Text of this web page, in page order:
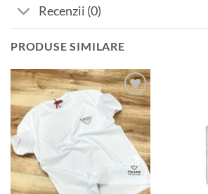
Recenzii (0)
PRODUSE SIMILARE
Add to
wishlist